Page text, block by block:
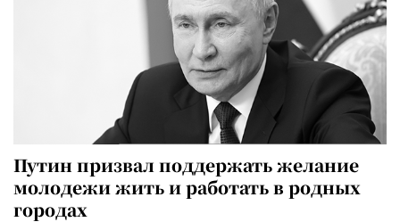
Путин призвал поддержать желание
молодежи жить и работать в родных
городах